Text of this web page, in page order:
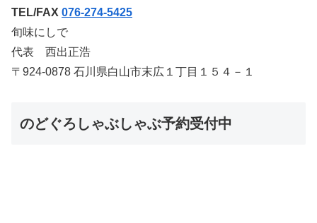
TEL/FAX 076-274-5425
旬味にしで
代表 西出正浩
〒924-0878 石川県白山市末広１丁目１５４－１
のどぐろしゃぶしゃぶ予約受付中